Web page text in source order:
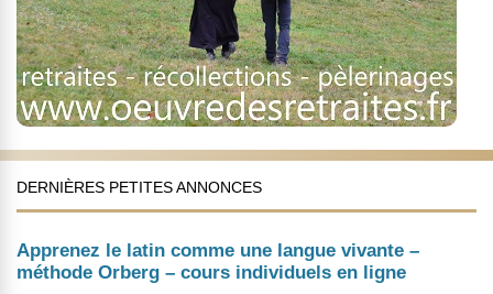
DERNIÈRES PETITES ANNONCES
Apprenez le latin comme une langue vivante –
méthode Orberg – cours individuels en ligne